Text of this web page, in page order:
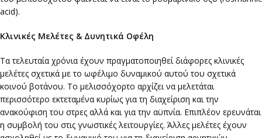
acid).
Κλινικές Μελέτες & Δυνητικά Οφέλη
Τα τελευταία χρόνια έχουν πραγματοποιηθεί διάφορες κλινικές
μελέτες σχετικά με το ωφέλιμο δυναμικού αυτού του σχετικά
κοινού βοτάνου. Το μελισσόχορτο αρχίζει να μελετάται
περισσότερο εκτεταμένα κυρίως για τη διαχείριση και την
ανακούφιση του στρες αλλά και για την αϋπνία. Επιπλέον ερευνάται
η συμβολή του στις γνωστικές λειτουργίες. Άλλες μελέτες έχουν